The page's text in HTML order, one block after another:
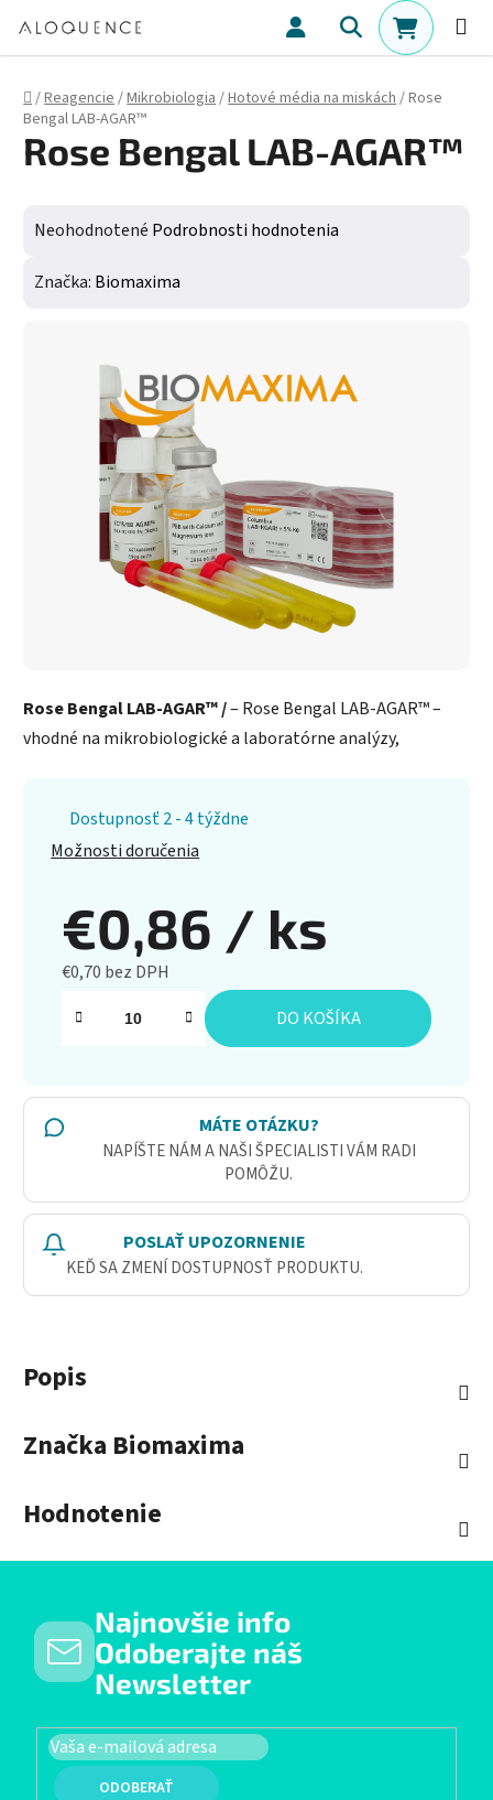
Hľadať
Domov
/Reagencie/Mikrobiologia/Hotové média na miskách/Rose
Bengal LAB-AGAR™
Rose Bengal LAB-AGAR™ /– Rose Bengal LAB-AGAR™ –
vhodné na mikrobiologické a laboratórne analýzy,
Dostupnosť 2 - 4 týždne
Možnosti doručenia
€0,86 / ks
€0,70 bez DPH
Jednotková cena:
DO KOŠÍKA
MÁTE OTÁZKU?
NAPÍŠTE NÁM A NAŠI ŠPECIALISTI VÁM RADI
POMÔŽU.
POSLAŤ UPOZORNENIE
KEĎ SA ZMENÍ DOSTUPNOSŤ PRODUKTU.
Rose Bengal LAB-AGAR™
Priemerné hodnotenie produktu je 0,0 z 5 hviezdičiek.
Neohodnotené Podrobnosti hodnotenia
Značka: Biomaxima
Popis
Značka Biomaxima
Hodnotenie
Najnovšie info
Odoberajte náš
Newsletter
PRIHLÁSIŤ SA